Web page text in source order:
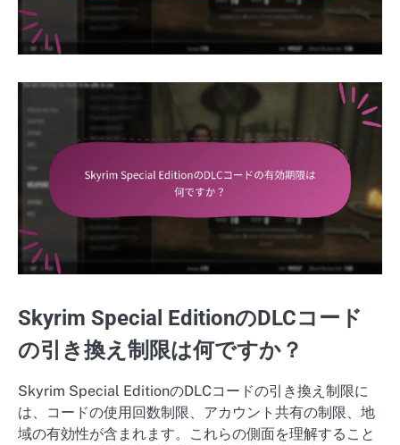
Skyrim Special EditionのDLCコード
の引き換え制限は何ですか？
Skyrim Special EditionのDLCコードの引き換え制限に
は、コードの使用回数制限、アカウント共有の制限、地
域の有効性が含まれます。これらの側面を理解すること